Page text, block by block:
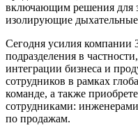
включающим решения для
изолирующие дыхательные
Сегодня усилия компании
подразделения в
интеграции бизнеса и
сотрудников в рамках
команде, а также
сотрудниками:
по продажам.